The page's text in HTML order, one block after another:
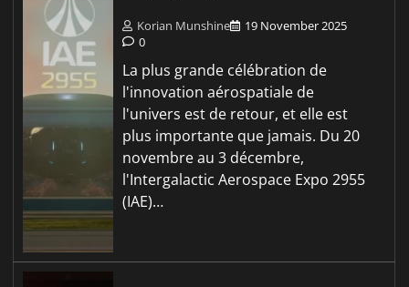
Korian Munshine
19 November 2025
0
La plus grande célébration de
l'innovation aérospatiale de
l'univers est de retour, et elle est
plus importante que jamais. Du 20
novembre au 3 décembre,
l'Intergalactic Aerospace Expo 2955
(IAE)…